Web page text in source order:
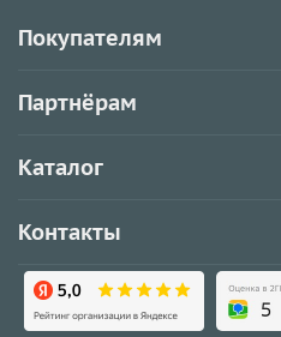
Покупателям
Партнёрам
Каталог
Контакты